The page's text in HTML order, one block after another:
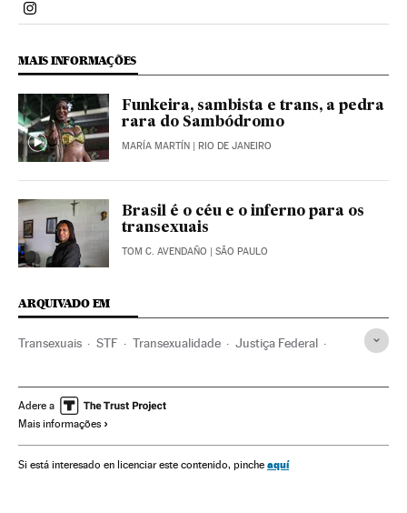
Politica El País Brasil en Instagram
MAIS INFORMAÇÕES
Funkeira, sambista e trans, a pedra
rara do Sambódromo
MARÍA MARTÍN | RIO DE JANEIRO
Brasil é o céu e o inferno para os
transexuais
TOM C. AVENDAÑO | SÃO PAULO
ARQUIVADO EM
Transexuais STF Transexualidade Justiça Federal
Poder judicial América do Sul
Sexualidade
Sociedade
Adere a
Mais informações
Si está interesado en licenciar este contenido, pinche aquí